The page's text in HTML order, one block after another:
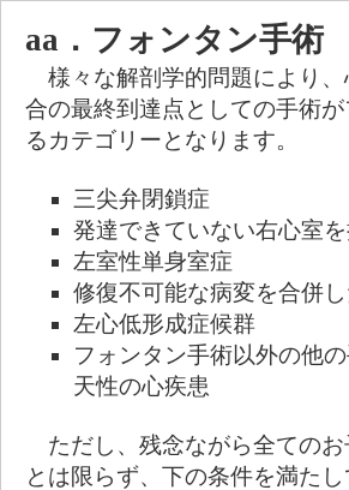
aa．フォンタン手術
様々な解剖学的問題により
合の最終到達点としての手術
るカテゴリーとなります。
三尖弁閉鎖症
発達できていない右心室
左室性単身室症
修復不可能な病変を合併
左心低形成症候群
フォンタン手術以外の他
天性の心疾患
ただし、残念ながら全ての
とは限らず、下の条件を満た